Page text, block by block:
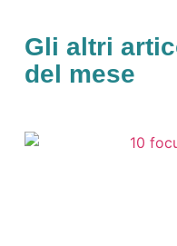
Gli altri
del mese